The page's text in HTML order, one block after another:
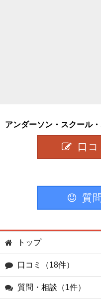
アンダーソン・スクール
口
質
トップ
口コミ（18件）
質問・相談（1件）